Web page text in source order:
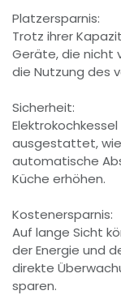
Platzersparnis:
Trotz ihrer
Geräte, die nicht
die Nutzung des
Sicherheit:
ausgestattet,
automatische
Küche erhöhen.
Kostenersparnis:
Auf lange Sicht
der Energie und
direkte
sparen.